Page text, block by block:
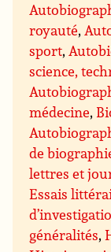
royauté,
sport,
science,
médecine,
de
lettres et
Essais
généralités,